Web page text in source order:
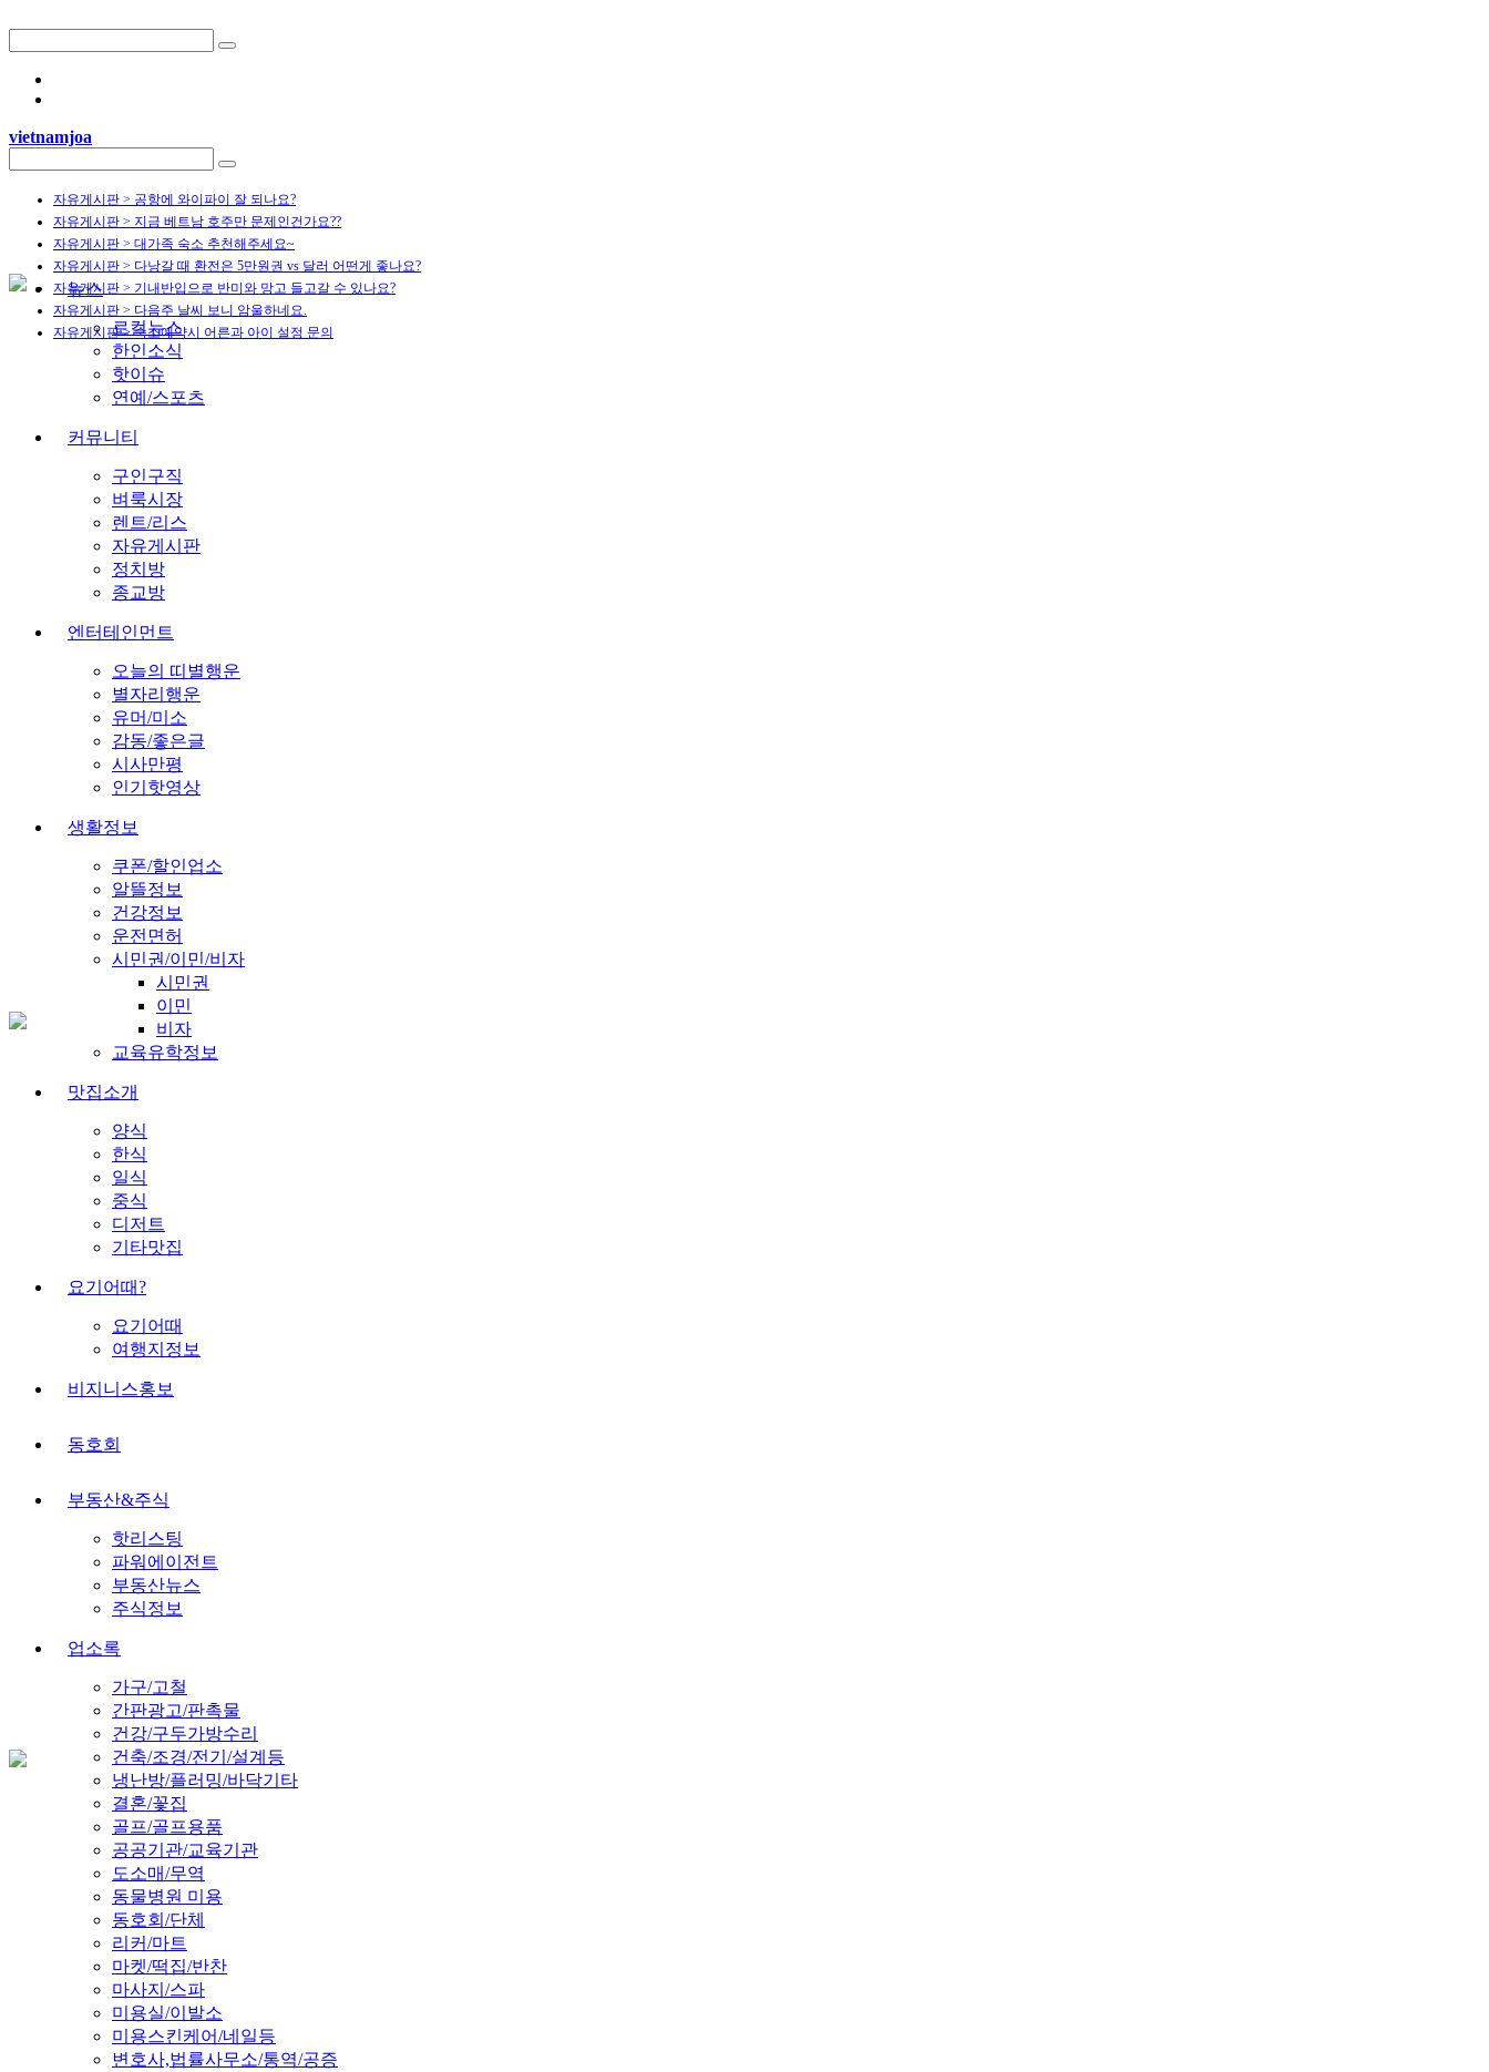
vietnamjoa
자유게시판 > 공항에 와이파이 잘 되나요?
자유게시판 > 지금 베트남 호주만 문제인건가요??
자유게시판 > 대가족 숙소 추천해주세요~
자유게시판 > 다낭갈 때 환전은 5만원권 vs 달러 어떤게 좋나요?
자유게시판 > 기내반입으로 반미와 망고 들고갈 수 있나요?
자유게시판 > 다음주 날씨 보니 암울하네요.
자유게시판 > 숙소예약시 어른과 아이 설정 문의
뉴스
로컬뉴스
한인소식
핫이슈
연예/스포츠
커뮤니티
구인구직
벼룩시장
렌트/리스
자유게시판
정치방
종교방
엔터테인먼트
오늘의 띠별행운
별자리행운
유머/미소
감동/좋은글
시사만평
인기핫영상
생활정보
쿠폰/할인업소
알뜰정보
건강정보
운전면허
시민권/이민/비자
시민권
이민
비자
교육유학정보
맛집소개
양식
한식
일식
중식
디저트
기타맛집
요기어때?
요기어때
여행지정보
비지니스홍보
동호회
부동산&주식
핫리스팅
파워에이전트
부동산뉴스
주식정보
업소록
가구/고철
간판광고/판촉물
건강/구두가방수리
건축/조경/전기/설계등
냉난방/플러밍/바닥기타
결혼/꽃집
골프/골프용품
공공기관/교육기관
도소매/무역
동물병원 미용
동호회/단체
리커/마트
마켓/떡집/반찬
마사지/스파
미용실/이발소
미용스킨케어/네일등
변호사,법률사무소/통역/공증